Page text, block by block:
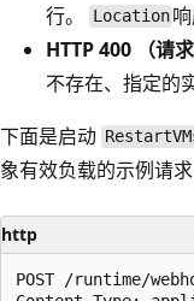
行。
Location
HTTP 400 （请求
不存在、指定的
下面是启动
象有效负载的示例请求
http
POST /runtime/